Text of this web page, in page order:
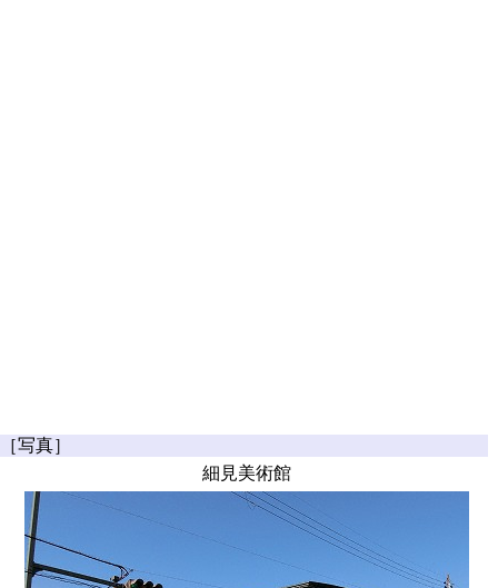
［写真］
細見美術館